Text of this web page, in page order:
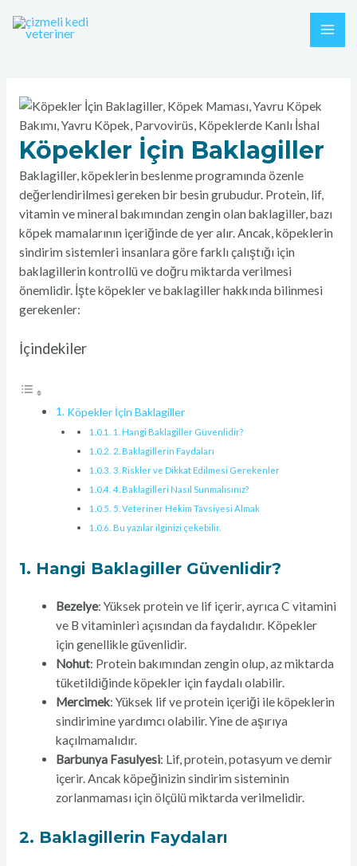
atla
Köpekler İçin Baklagiller
Baklagiller, köpeklerin beslenme programında özenle
değerlendirilmesi gereken bir besin grubudur. Protein, lif,
vitamin ve mineral bakımından zengin olan baklagiller, bazı
köpek mamalarının içeriğinde de yer alır. Ancak, köpeklerin
sindirim sistemleri insanlara göre farklı çalıştığı için
baklagillerin kontrollü ve doğru miktarda verilmesi
önemlidir. İşte köpekler ve baklagiller hakkında bilinmesi
gerekenler:
İçindekiler
Köpekler İçin Baklagiller
1. Hangi Baklagiller Güvenlidir?
2. Baklagillerin Faydaları
3. Riskler ve Dikkat Edilmesi Gerekenler
4. Baklagilleri Nasıl Sunmalısınız?
5. Veteriner Hekim Tavsiyesi Almak
Bu yazılar ilginizi çekebilir.
1. Hangi Baklagiller Güvenlidir?
Bezelye: Yüksek protein ve lif içerir, ayrıca C vitamini
ve B vitaminleri açısından da faydalıdır. Köpekler
için genellikle güvenlidir.
Nohut: Protein bakımından zengin olup, az miktarda
tüketildiğinde köpekler için faydalı olabilir.
Mercimek: Yüksek lif ve protein içeriği ile köpeklerin
sindirimine yardımcı olabilir. Yine de aşırıya
kaçılmamalıdır.
Barbunya Fasulyesi: Lif, protein, potasyum ve demir
içerir. Ancak köpeğinizin sindirim sisteminin
zorlanmaması için ölçülü miktarda verilmelidir.
2. Baklagillerin Faydaları
gezinmesi